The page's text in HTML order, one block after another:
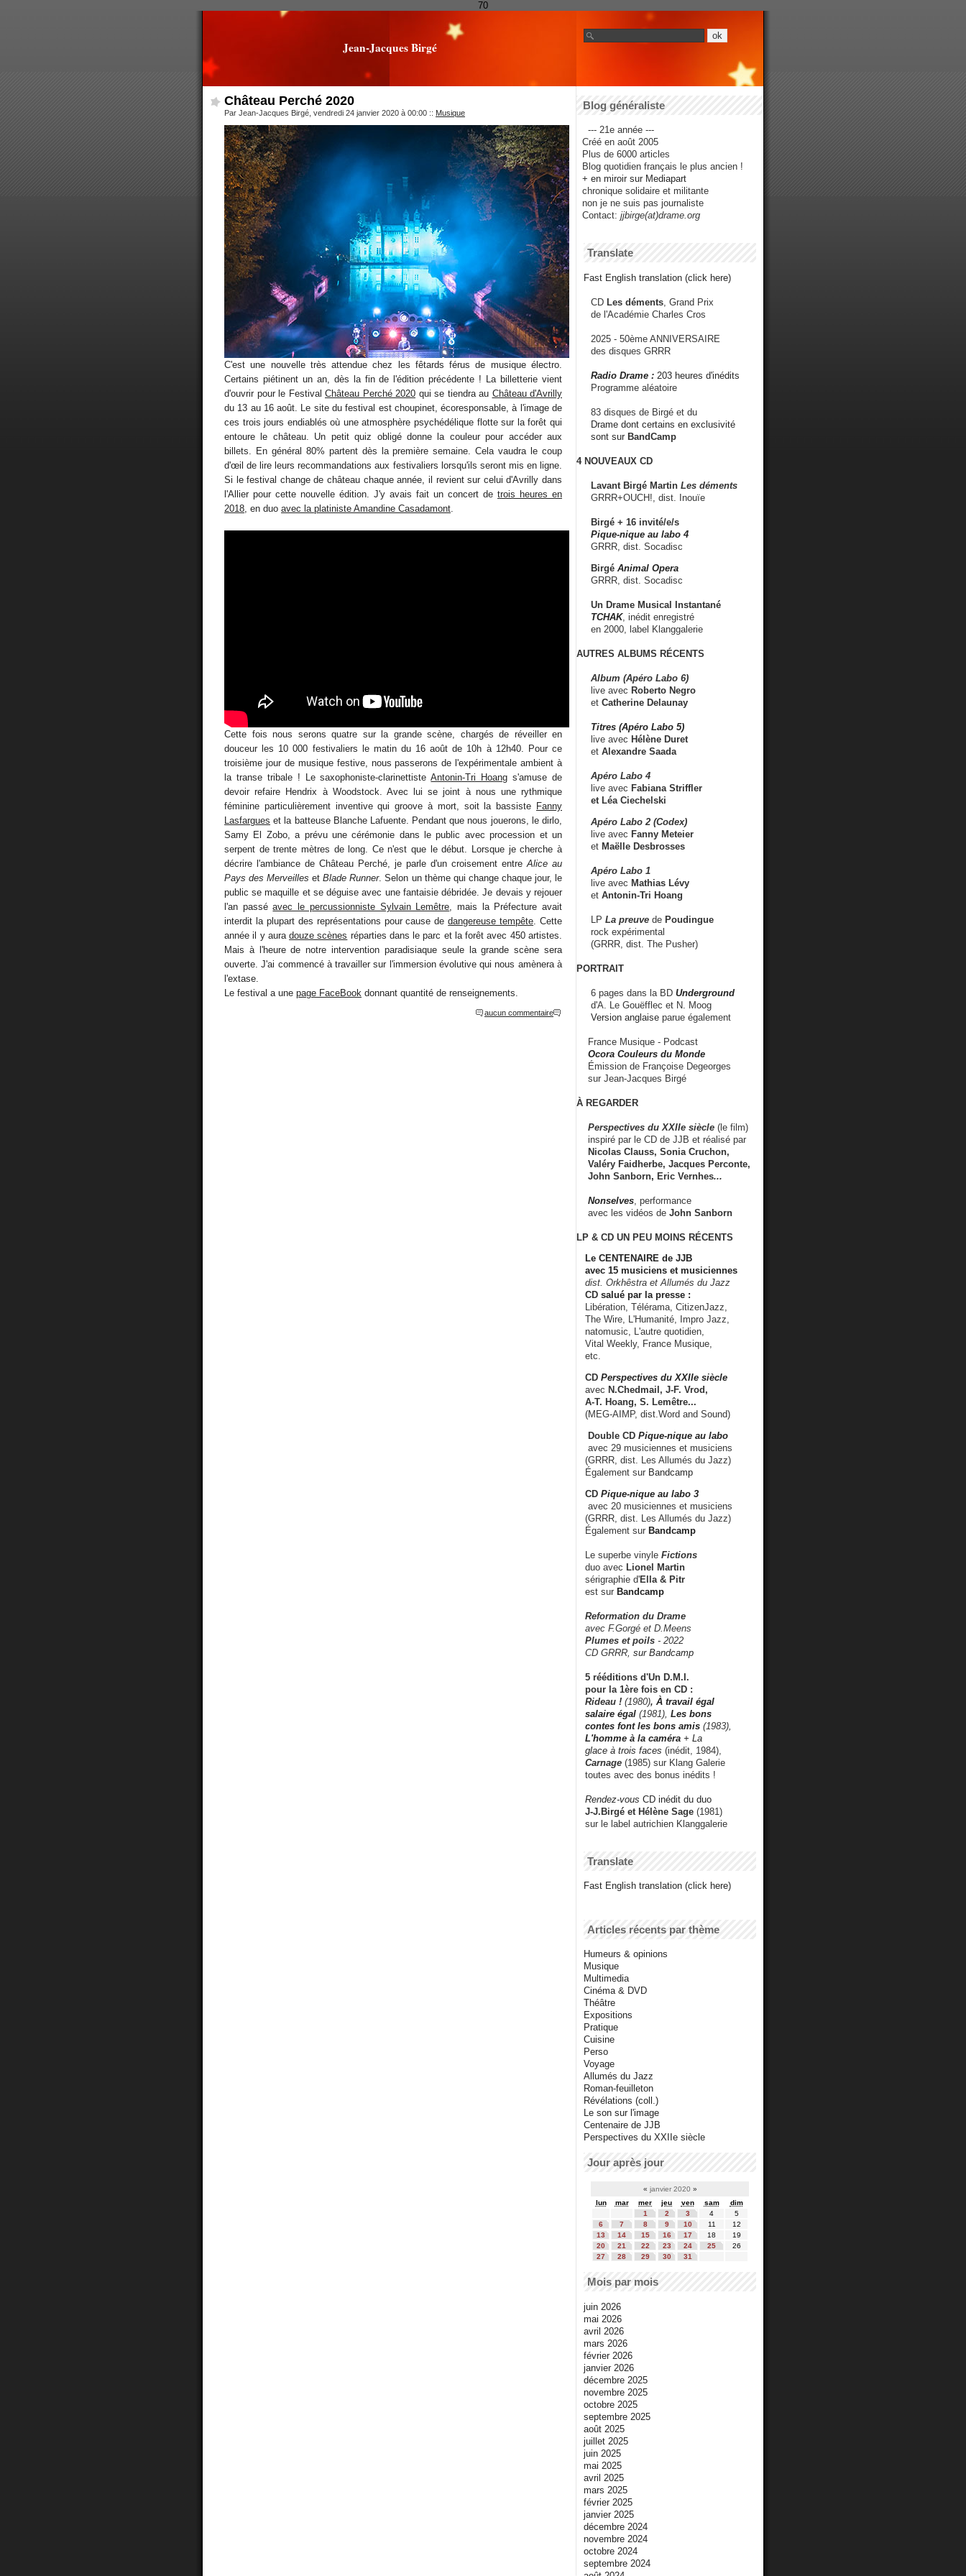
70
Jean-Jacques Birgé
Château Perché 2020
Par Jean-Jacques Birgé, vendredi 24 janvier 2020 à 00:00 :: Musique
C'est une nouvelle très attendue chez les fêtards férus de musique électro.
Certains piétinent un an, dès la fin de l'édition précédente ! La billetterie vient
d'ouvrir pour le Festival Château Perché 2020 qui se tiendra au Château d'Avrilly
du 13 au 16 août. Le site du festival est choupinet, écoresponsable, à l'image de
ces trois jours endiablés où une atmosphère psychédélique flotte sur la forêt qui
entoure le château. Un petit quiz obligé donne la couleur pour accéder aux
billets. En général 80% partent dès la première semaine. Cela vaudra le coup
d'œil de lire leurs recommandations aux festivaliers lorsqu'ils seront mis en ligne.
Si le festival change de château chaque année, il revient sur celui d'Avrilly dans
l'Allier pour cette nouvelle édition. J'y avais fait un concert de trois heures en
2018 , en duo avec la platiniste Amandine Casadamont
Cette fois nous serons quatre sur la grande scène, chargés de réveiller en
douceur les 10 000 festivaliers le matin du 16 août de 10h à 12h40. Pour ce
troisième jour de musique festive, nous passerons de l'expérimentale ambient à
la transe tribale ! Le saxophoniste-clarinettisteAntonin-Tri Hoang s'amuse de
devoir refaire Hendrix à Woodstock. Avec lui se joint à nous une rythmique
féminine particulièrement inventive qui groove à mort, soit la bassiste Fanny
Lasfargues et la batteuse Blanche Lafuente. Pendant que nous jouerons, le dirlo,
Samy El Zobo, a prévu une cérémonie dans le public avec procession et un
serpent de trente mètres de long. Ce n'est que le début. Lorsque je cherche à
décrire l'ambiance de Château Perché, je parle d'un croisement entre Alice au
Pays des Merveilles etBlade Runner. Selon un thème qui change chaque jour, le
public se maquille et se déguise avec une fantaisie débridée. Je devais y rejouer
l'an passéavec le percussionniste Sylvain Lemêtre , mais la Préfecture avait
interdit la plupart des représentations pour cause dedangereuse tempête . Cette
année il y auradouze scènes réparties dans le parc et la forêt avec 450 artistes.
Mais à l'heure de notre intervention paradisiaque seule la grande scène sera
ouverte. J'ai commencé à travailler sur l'immersion évolutive qui nous amènera à
l'extase.
Le festival a une page FaceBook donnant quantité de renseignements.
aucun commentaire
Blog généraliste
--- 21e année ---
Créé en août 2005
Plus de 6000 articles
Blog quotidien français le plus ancien !
+ en miroir sur Mediapart
chronique solidaire et militante
non je ne suis pas journaliste
Contact: jjbirge(at)drame.org
Translate
Fast English translation (click here)
CD Les déments , Grand Prix
de l'Académie Charles Cros
2025 - 50ème ANNIVERSAIRE
des disques GRRR
Radio Drame : 203 heures d'inédits
Programme aléatoire
83 disques de Birgé et du
Drame dont certains en exclusivité
sont sur BandCamp
4 NOUVEAUX CD
Lavant Birgé Martin Les déments
GRRR+OUCH!, dist. Inouïe
Birgé + 16 invité/e/s
Pique-nique au labo 4
GRRR, dist. Socadisc
Birgé Animal Opera
GRRR, dist. Socadisc
Un Drame Musical Instantané
TCHAK, inédit enregistré
en 2000, label Klanggalerie
AUTRES ALBUMS RÉCENTS
Album (Apéro Labo 6)
live avec Roberto Negro
et Catherine Delaunay
Titres (Apéro Labo 5)
live avec Hélène Duret
et Alexandre Saada
Apéro Labo 4
live avec Fabiana Striffler
et Léa Ciechelski
Apéro Labo 2 (Codex)
live avec Fanny Meteier
et Maëlle Desbrosses
Apéro Labo 1
live avec Mathias Lévy
et Antonin-Tri Hoang
LP La preuve de Poudingue
rock expérimental
(GRRR, dist. The Pusher)
PORTRAIT
6 pages dans la BD Underground
d'A. Le Gouëfflec et N. Moog
Version anglaise parue également
France Musique - Podcast
Ocora Couleurs du Monde
Émission de Françoise Degeorges
sur Jean-Jacques Birgé
À REGARDER
Perspectives du XXIIe siècle (le film)
inspiré par le CD de JJB et réalisé par
Nicolas Clauss, Sonia Cruchon,
Valéry Faidherbe, Jacques Perconte,
John Sanborn, Eric Vernhes...
Nonselves , performance
avec les vidéos de John Sanborn
LP & CD UN PEU MOINS RÉCENTS
Le CENTENAIRE de JJB
avec 15 musiciens et musiciennes
dist. Orkhêstra et Allumés du Jazz
CD salué par la presse :
Libération, Télérama, CitizenJazz,
The Wire, L'Humanité, Impro Jazz,
natomusic, L'autre quotidien,
Vital Weekly, France Musique,
etc.
CD Perspectives du XXIIe siècle
avec N.Chedmail, J-F. Vrod,
A-T. Hoang, S. Lemêtre...
(MEG-AIMP, dist.Word and Sound)
Double CD Pique-nique au labo
avec 29 musiciennes et musiciens
(GRRR, dist. Les Allumés du Jazz)
Également sur Bandcamp
CD Pique-nique au labo 3
avec 20 musiciennes et musiciens
(GRRR, dist. Les Allumés du Jazz)
Également sur Bandcamp
Le superbe vinyle Fictions
duo avec Lionel Martin
sérigraphie d'Ella & Pitr
est sur Bandcamp
Reformation du Drame
avec F.Gorgé et D.Meens
Plumes et poils - 2022
CD GRRR, sur Bandcamp
5 rééditions d'Un D.M.I.
pour la 1ère fois en CD :
Rideau ! (1980), À travail égal
salaire égal (1981), Les bons
contes font les bons amis (1983),
L'homme à la caméra + La
glace à trois faces (inédit, 1984),
Carnage (1985) sur Klang Galerie
toutes avec des bonus inédits !
Rendez-vous CD inédit du duo
J-J.Birgé et Hélène Sage (1981)
sur le label autrichien Klanggalerie
Translate
Fast English translation (click here)
Articles récents par thème
Humeurs & opinions
Musique
Multimedia
Cinéma & DVD
Théâtre
Expositions
Pratique
Cuisine
Perso
Voyage
Allumés du Jazz
Roman-feuilleton
Révélations (coll.)
Le son sur l'image
Centenaire de JJB
Perspectives du XXIIe siècle
Jour après jour
« janvier 2020 »
lun
mar mer jeu ven sam
dim
1
2 3 4
5
6
7 8 9 10 11
12
13
14 15 16 17 18
19
20
21 22 23 24 25
26
27
28 29 30 31
Mois par mois
juin 2026
mai 2026
avril 2026
mars 2026
février 2026
janvier 2026
décembre 2025
novembre 2025
octobre 2025
septembre 2025
août 2025
juillet 2025
juin 2025
mai 2025
avril 2025
mars 2025
février 2025
janvier 2025
décembre 2024
novembre 2024
octobre 2024
septembre 2024